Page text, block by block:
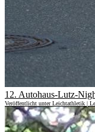
12. Autohaus-Lutz-
Veröffentlicht unter Leichtathletik |